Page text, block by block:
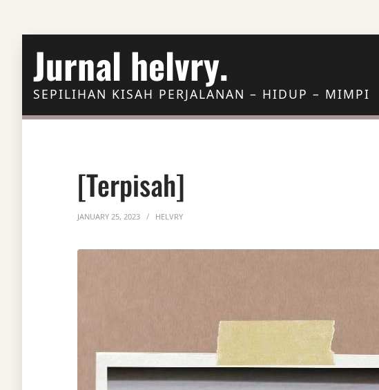
Jurnal helvry.
SEPILIHAN KISAH PERJALANAN – HIDUP – MIMPI
[terpisah]
JANUARY 25, 2023 HELVRY